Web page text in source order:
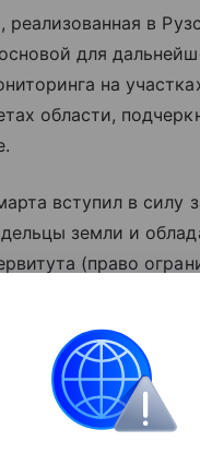
реализованная в
для
на
области,
вступил в силу
земли и
(право
интересах,
или прокладки
борщевик и